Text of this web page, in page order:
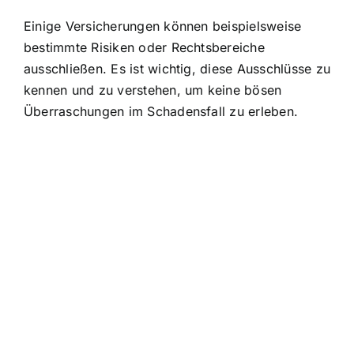
Einige Versicherungen können beispielsweise
bestimmte Risiken oder Rechtsbereiche
ausschließen. Es ist wichtig, diese Ausschlüsse zu
kennen und zu verstehen, um keine bösen
Überraschungen im Schadensfall zu erleben.